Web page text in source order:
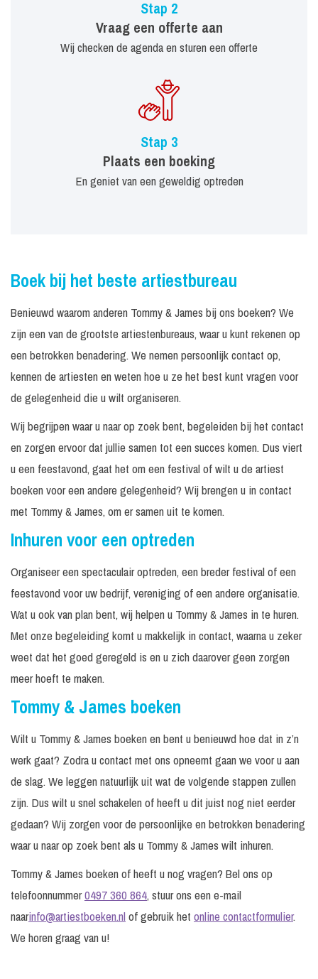
Stap 2
Vraag een offerte aan
Wij checken de agenda en sturen een offerte
Stap 3
Plaats een boeking
En geniet van een geweldig optreden
Boek bij het beste artiestbureau
Benieuwd waarom anderen Tommy & James bij ons boeken? We
zijn een van de grootste artiestenbureaus, waar u kunt rekenen op
een betrokken benadering. We nemen persoonlijk contact op,
kennen de artiesten en weten hoe u ze het best kunt vragen voor
de gelegenheid die u wilt organiseren.
Wij begrijpen waar u naar op zoek bent, begeleiden bij het contact
en zorgen ervoor dat jullie samen tot een succes komen. Dus viert
u een feestavond, gaat het om een festival of wilt u de artiest
boeken voor een andere gelegenheid? Wij brengen u in contact
met Tommy & James, om er samen uit te komen.
Inhuren voor een optreden
Organiseer een spectaculair optreden, een breder festival of een
feestavond voor uw bedrijf, vereniging of een andere organisatie.
Wat u ook van plan bent, wij helpen u Tommy & James in te huren.
Met onze begeleiding komt u makkelijk in contact, waarna u zeker
weet dat het goed geregeld is en u zich daarover geen zorgen
meer hoeft te maken.
Tommy & James boeken
Wilt u Tommy & James boeken en bent u benieuwd hoe dat in z’n
werk gaat? Zodra u contact met ons opneemt gaan we voor u aan
de slag. We leggen natuurlijk uit wat de volgende stappen zullen
zijn. Dus wilt u snel schakelen of heeft u dit juist nog niet eerder
gedaan? Wij zorgen voor de persoonlijke en betrokken benadering
waar u naar op zoek bent als u Tommy & James wilt inhuren.
Tommy & James boeken of heeft u nog vragen? Bel ons op
telefoonnummer0497 360 864, stuur ons een e-mail
naarinfo@artiestboeken.nlof gebruik het online contactformulier.
We horen graag van u!